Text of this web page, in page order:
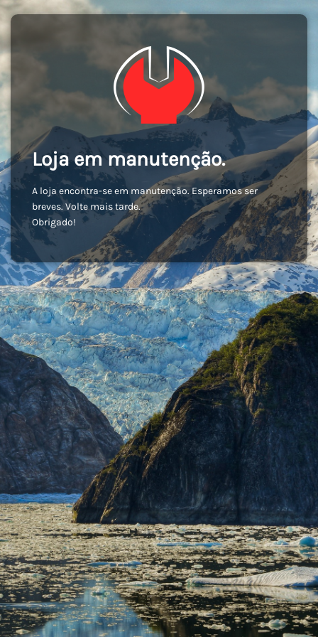
Loja em manutenção.
A loja encontra-se em manutenção. Esperamos ser
breves. Volte mais tarde.
Obrigado!